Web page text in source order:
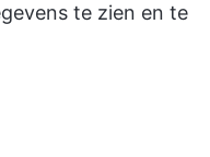
te zien en te